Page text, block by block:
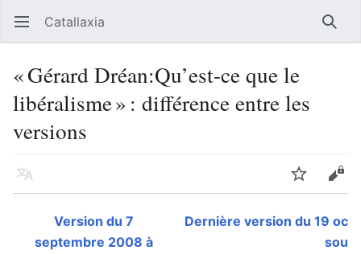
Ouvrir le menu principal Catallaxia
« Gérard Dréan:Qu’est-ce que le
libéralisme » : différence entre les
versions
Langue Suivre
Version du 7
septembre 2008 à
Dernière version du 19